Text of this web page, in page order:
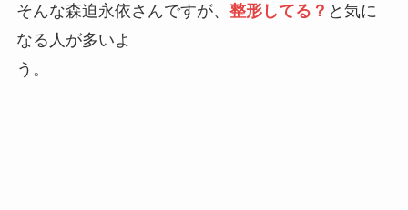
そんな森迫永依さんですが、 整形してる？ と気に
なる人が多いよ
う。